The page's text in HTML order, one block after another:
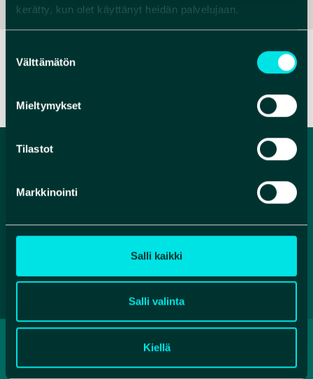
kerätty, kun olet käyttänyt heidän palvelujaan.
valinta
Välttämätön
Mieltymykset
Tilastot
Markkinointi
Salli kaikki
Salli valinta
Kiellä
TIETOSUOJASELOSTE